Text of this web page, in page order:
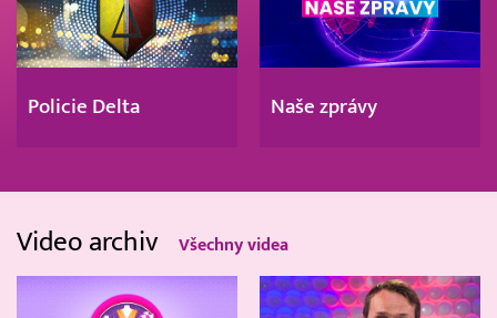
Policie Delta Naše zprávy
Video archiv Všechny videa